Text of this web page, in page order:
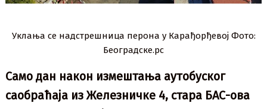
Уклања се надстрешница перона у Карађорђевој Фото:
Београдске.рс
Само дан након измештања аутобуског
саобраћаја из Железничке 4, стара БАС-ова